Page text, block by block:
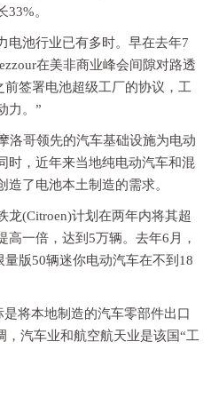
。
电池行业已有多时。早在去年7
在美非商业峰会间隙对路透
签署电池超级工厂的协议，工
力。”
洛哥领先的汽车基础设施为电动
时，近年来当地纯电动汽车和混
了电池本土制造的需求。
龙(Citroen)计划在两年内将其超
一倍，达到5万辆。去年6月，
版50辆迷你电动汽车在不到18
将本地制造的汽车零部件出口
，汽车业和航空航天业是该国“工